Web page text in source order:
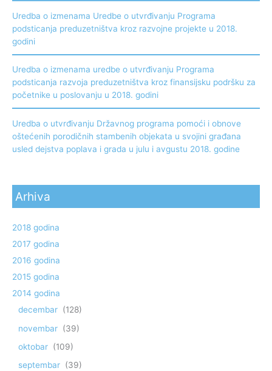
Uredba o izmenama Uredbe o utvrđivanju Programa
podsticanja preduzetništva kroz razvojne projekte u 2018.
godini
Uredba o izmenama uredbe o utvrđivanju Programa
podsticanja razvoja preduzetništva kroz finansijsku podršku za
početnike u poslovanju u 2018. godini
Uredba o utvrđivanju Državnog programa pomoći i obnove
oštećenih porodičnih stambenih objekata u svojini građana
usled dejstva poplava i grada u julu i avgustu 2018. godine
Arhiva
2018 godina
2017 godina
2016 godina
2015 godina
2014 godina
decembar (128)
novembar (39)
oktobar (109)
septembar (39)